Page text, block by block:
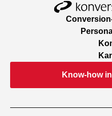
Know-how